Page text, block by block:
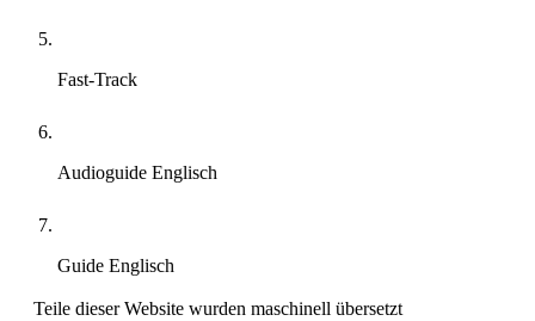
Fast-Track
Audioguide Englisch
Guide Englisch
Teile dieser Website wurden maschinell übersetzt